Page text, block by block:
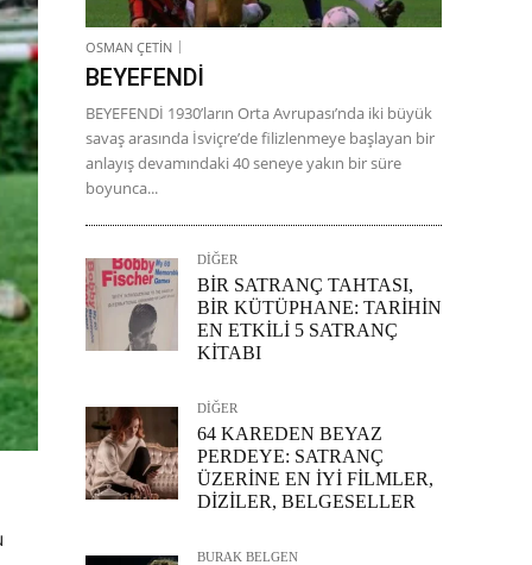
OSMAN ÇETİN
BEYEFENDİ
BEYEFENDİ 1930’ların Orta Avrupası’nda iki büyük
savaş arasında İsviçre’de filizlenmeye başlayan bir
anlayış devamındaki 40 seneye yakın bir süre
boyunca...
DİĞER
BİR SATRANÇ TAHTASI,
BİR KÜTÜPHANE: TARİHİN
EN ETKİLİ 5 SATRANÇ
KİTABI
DİĞER
64 KAREDEN BEYAZ
PERDEYE: SATRANÇ
ÜZERİNE EN İYİ FİLMLER,
DİZİLER, BELGESELLER
BURAK BELGEN